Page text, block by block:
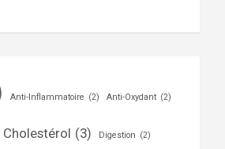
Anti-Inflammatoire (2) Anti-Oxydant (2)
Cholestérol (3) Digestion (2)